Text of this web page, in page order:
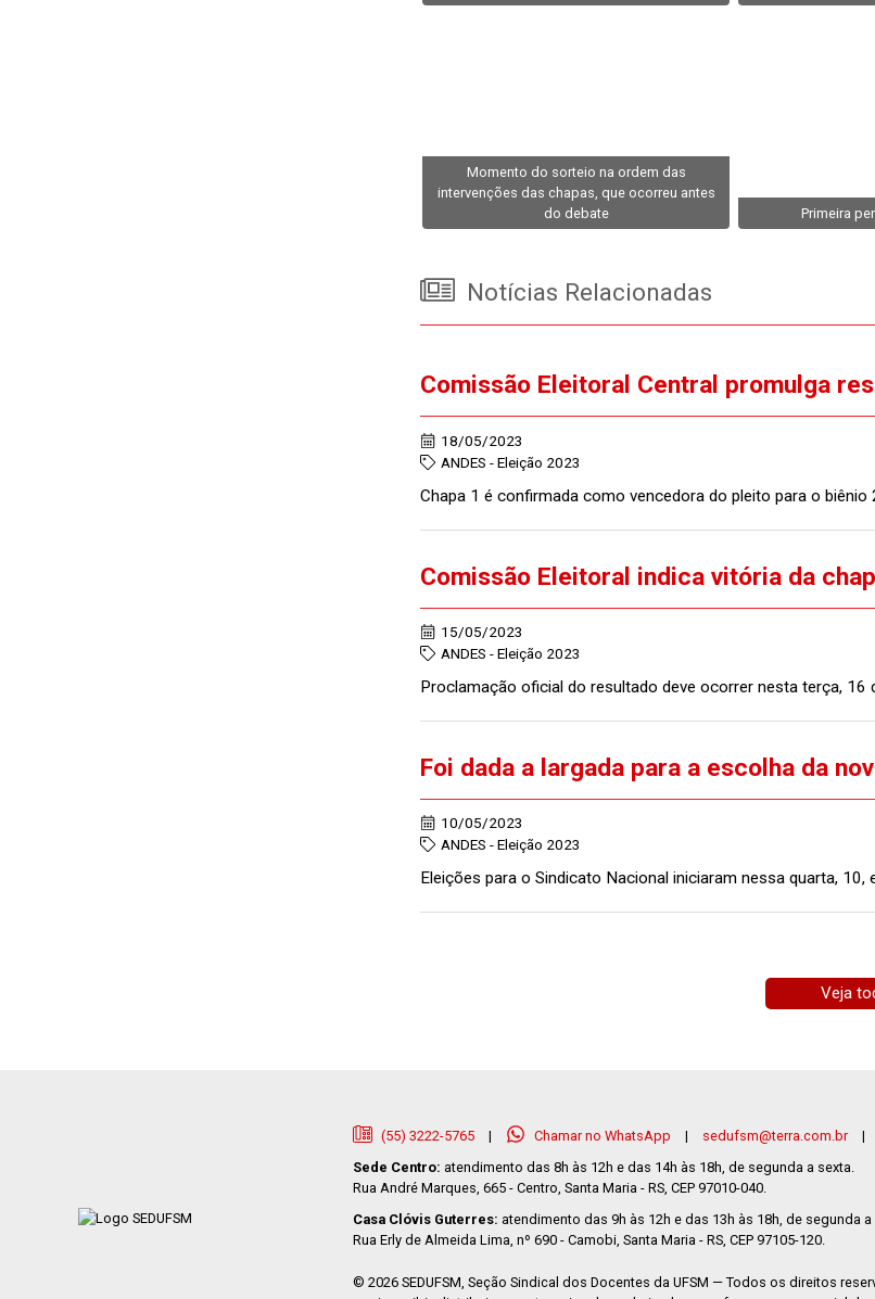
Momento do sorteio na ordem das
intervenções das chapas, que ocorreu antes
do debate
Primeira
Notícias Relacionadas
Comissão Eleitoral Central promulga
18/05/2023
ANDES - Eleição 2023
Chapa 1 é confirmada como vencedora do pleito para o
Comissão Eleitoral indica vitória da
15/05/2023
ANDES - Eleição 2023
Proclamação oficial do resultado deve ocorrer nesta terça, 16
Foi dada a largada para a escolha da
10/05/2023
ANDES - Eleição 2023
Eleições para o Sindicato Nacional iniciaram nessa quarta, 10,
Veja
(55) 3222-5765 | Chamar no WhatsApp | sedufsm@terra.com.br |
Sede Centro: atendimento das 8h às 12h e das 14h às 18h, de segunda a sexta.
Rua André Marques, 665 - Centro, Santa Maria - RS, CEP 97010-040.
Casa Clóvis Guterres: atendimento das 9h às 12h e das 13h às 18h, de segunda a
Rua Erly de Almeida Lima, nº 690 - Camobi, Santa Maria - RS, CEP 97105-120.
© 2026 SEDUFSM, Seção Sindical dos Docentes da UFSM — Todos os direitos